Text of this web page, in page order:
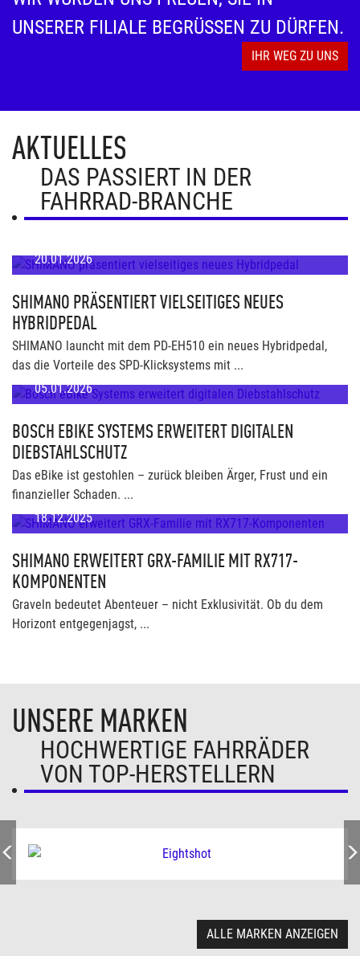
UNSERER FILIALE BEGRÜSSEN ZU DÜRFEN.
IHR WEG ZU UNS
AKTUELLES
DAS PASSIERT IN DER
FAHRRAD-BRANCHE
20.01.2026
SHIMANO PRÄSENTIERT VIELSEITIGES NEUES
HYBRIDPEDAL
SHIMANO launcht mit dem PD-EH510 ein neues Hybridpedal,
das die Vorteile des SPD-Klicksystems mit ...
05.01.2026
BOSCH EBIKE SYSTEMS ERWEITERT DIGITALEN
DIEBSTAHLSCHUTZ
Das eBike ist gestohlen – zurück bleiben Ärger, Frust und ein
finanzieller Schaden. ...
18.12.2025
SHIMANO ERWEITERT GRX-FAMILIE MIT RX717-
KOMPONENTEN
Graveln bedeutet Abenteuer – nicht Exklusivität. Ob du dem
Horizont entgegenjagst, ...
UNSERE MARKEN
HOCHWERTIGE FAHRRÄDER
VON TOP-HERSTELLERN
ALLE MARKEN ANZEIGEN